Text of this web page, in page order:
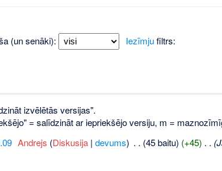
(un senāki): Iezīmjufiltrs:
izvēlētās versijas".
= salīdzināt ar iepriekšējo versiju, m =
‎ Andrejs (Diskusija| devums) . . (45 baitu) (+45) . .